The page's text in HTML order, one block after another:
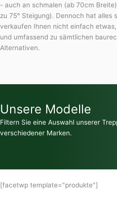
- auch an schmalen (ab 70cm
zu 75° Steigung). Dennoch hat alles
verkaufen Ihnen nicht einfach
und umfassend zu sämtlichen
Alternativen.
Unsere Modelle
Filtern Sie eine Auswahl unserer
verschiedener Marken.
[facetwp template="produkte"]